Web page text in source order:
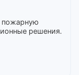
пожарную
решения.